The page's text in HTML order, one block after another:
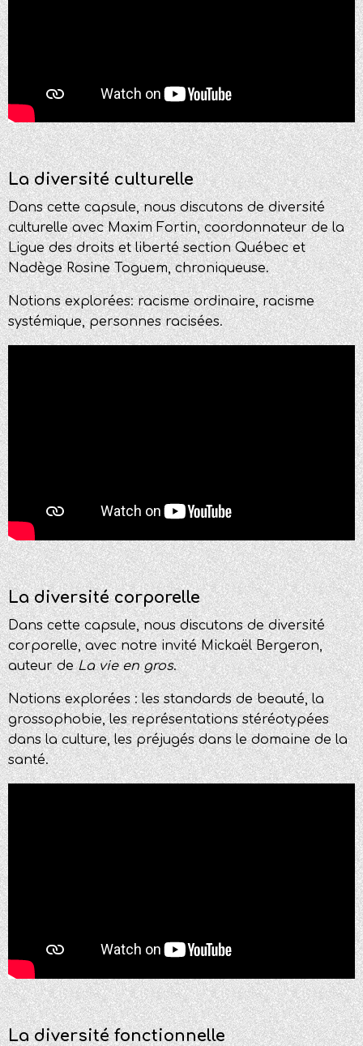
La diversité culturelle
Dans cette capsule, nous discutons dediversité
culturelle avec Maxim Fortin, coordonnateur de la
Ligue des droits et liberté section Québec et
Nadège Rosine Toguem, chroniqueuse.
Notions explorées: racisme ordinaire, racisme
systémique, personnes racisées.
La diversité corporelle
Dans cette capsule, nous discutons de diversité
corporelle, avec notre invité Mickaël Bergeron,
auteur deLa vie en gros.
Notions explorées : les standards de beauté, la
grossophobie, les représentations stéréotypées
dans la culture, les préjugés dans le domaine de la
santé.
La diversité fonctionnelle